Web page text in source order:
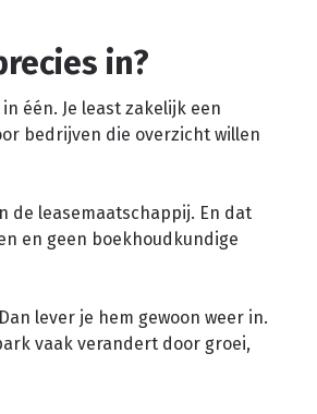
in?
één. Je least zakelijk een
bedrijven die overzicht willen
de leasemaatschappij. En dat
en geen boekhoudkundige
lever je hem gewoon weer in.
vaak verandert door groei,